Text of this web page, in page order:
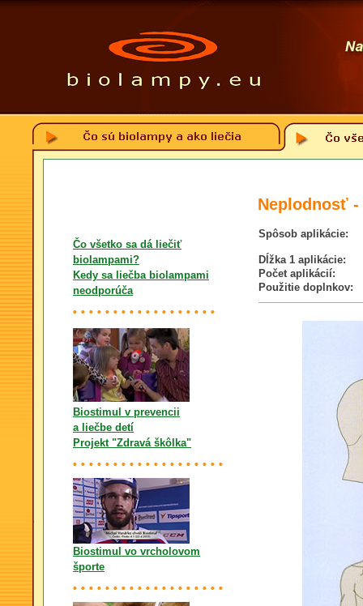
Čo všetko sa dá liečiť
biolampami?
Kedy sa liečba biolampami
neodporúča
Biostimul v prevencii
a liečbe detí
Projekt "Zdravá škôlka"
Biostimul vo vrcholovom
športe
Neplodnosť
Spôsob aplikácie:
Dĺžka 1 aplikácie:
Počet aplikácií:
Použitie doplnkov: